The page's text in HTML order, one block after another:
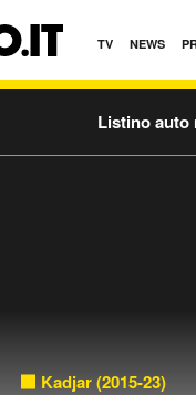
TV NEWS
Listino auto
Kadjar (2015-23)